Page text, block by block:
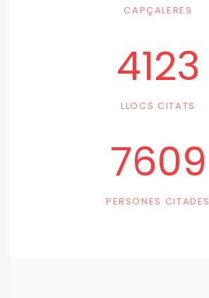
CAPÇALERES
4123
LLOCS CITATS
7609
PERSONES CITADES